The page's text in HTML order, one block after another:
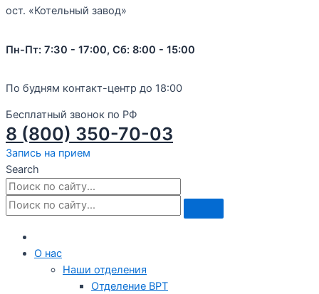
ост. «Котельный завод»
Пн-Пт: 7:30 - 17:00, Сб: 8:00 - 15:00
По будням контакт-центр до 18:00
Бесплатный звонок по РФ
8 (800) 350-70-03
Запись на прием
Search
О нас
Наши отделения
Отделение ВРТ